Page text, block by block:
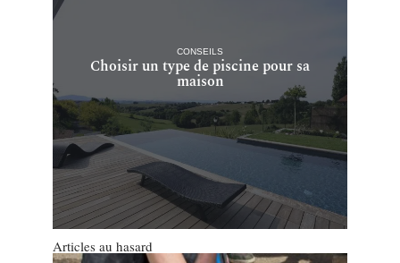
CONSEILS
Choisir un type de piscine pour sa
maison
Articles au hasard